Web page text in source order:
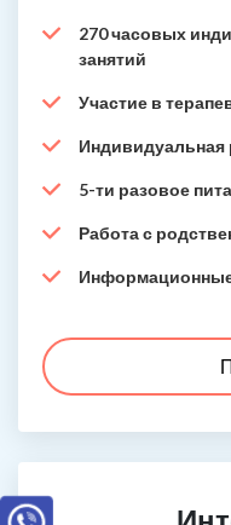
270 часовых
занятий
Участие в
Индивидуальная
5-ти разовое
Работа с
Информационные